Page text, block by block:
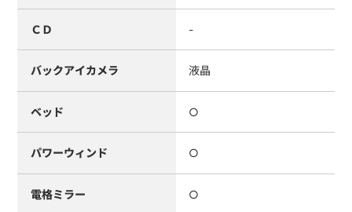
ＣＤ -
バックアイカメラ 液晶
ベッド ○
パワーウィンド ○
電格ミラー ○